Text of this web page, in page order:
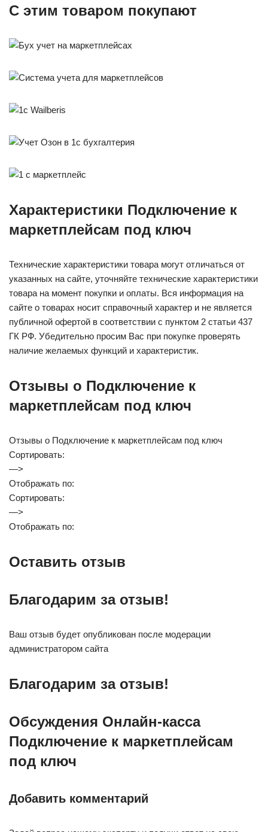
С этим товаром покупают
Характеристики Подключение к
маркетплейсам под ключ
Технические характеристики товара могут отличаться от
указанных на сайте, уточняйте технические характеристики
товара на момент покупки и оплаты. Вся информация на
сайте о товарах носит справочный характер и не является
публичной офертой в соответствии с пунктом 2 статьи 437
ГК РФ. Убедительно просим Вас при покупке проверять
наличие желаемых функций и характеристик.
Отзывы о Подключение к
маркетплейсам под ключ
Отзывы о Подключение к маркетплейсам под ключ
Сортировать:
—>
Отображать по:
Сортировать:
—>
Отображать по:
Оставить отзыв
Благодарим за отзыв!
Ваш отзыв будет опубликован после модерации
администратором сайта
Благодарим за отзыв!
Обсуждения Онлайн-касса
Подключение к маркетплейсам
под ключ
Добавить комментарий